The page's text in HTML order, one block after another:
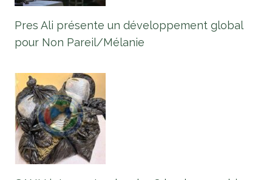
Pres Ali présente un développement global
pour Non Pareil/Mélanie